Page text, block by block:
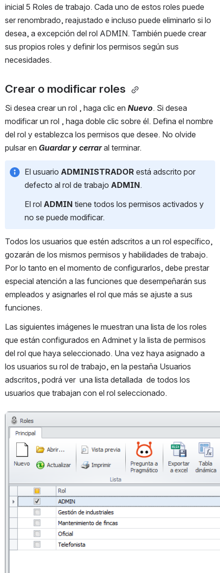
inicial 5 Roles de trabajo. Cada uno de estos roles puede
ser renombrado, reajustado e incluso puede eliminarlo si lo
desea, a excepción del rol ADMIN. También puede crear
sus propios roles y definir los permisos según sus
necesidades.
Crear o modificar roles
Si desea crear un rol , haga clic en Nuevo. Si desea
modificar un rol , haga doble clic sobre él. Defina el nombre
del rol y establezca los permisos que desee. No olvide
pulsar en Guardar y cerrar al terminar.
El usuario ADMINISTRADOR está adscrito por
defecto al rol de trabajo ADMIN.
El rol ADMIN tiene todos los permisos activados y
no se puede modificar.
Todos los usuarios que estén adscritos a un rol específico,
gozarán de los mismos permisos y habilidades de trabajo.
Por lo tanto en el momento de configurarlos, debe prestar
especial atención a las funciones que desempeñarán sus
empleados y asignarles el rol que más se ajuste a sus
funciones.
Las siguientes imágenes le muestran una lista de los roles
que están configurados en Adminet y la lista de permisos
del rol que haya seleccionado. Una vez haya asignado a
los usuarios su rol de trabajo, en la pestaña Usuarios
adscritos, podrá ver  una lista detallada  de todos los
usuarios que trabajan con el rol seleccionado.
Abrir